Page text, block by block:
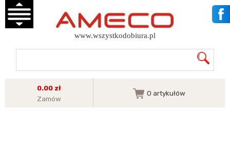
www.wszystkodobiura.pl
0.00 zł
Zamów
0 artykułów